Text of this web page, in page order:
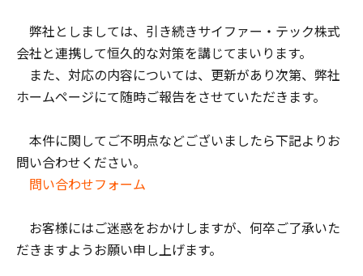
弊社としましては、引き続きサイファー・テック株式
会社と連携して恒久的な対策を講じてまいります。
また、対応の内容については、更新があり次第、弊社
ホームページにて随時ご報告をさせていただきます。
本件に関してご不明点などございましたら下記よりお
問い合わせください。
問い合わせフォーム
お客様にはご迷惑をおかけしますが、何卒ご了承いた
だきますようお願い申し上げます。